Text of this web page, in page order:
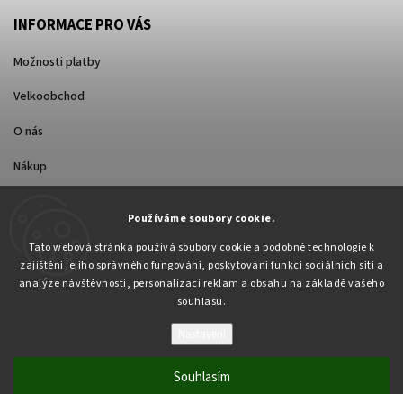
Používáme soubory cookie.
Tato webová stránka používá soubory cookie a podobné technologie k
zajištění jejího správného fungování, poskytování funkcí sociálních sítí a
analýze návštěvnosti, personalizaci reklam a obsahu na základě vašeho
souhlasu.
Souhlasím
INFORMACE PRO VÁS
Možnosti platby
Velkoobchod
O nás
Nákup
Copyright 2026Pabex.cz. Všechna práva vyhrazena.
Upravit nastavení cookies